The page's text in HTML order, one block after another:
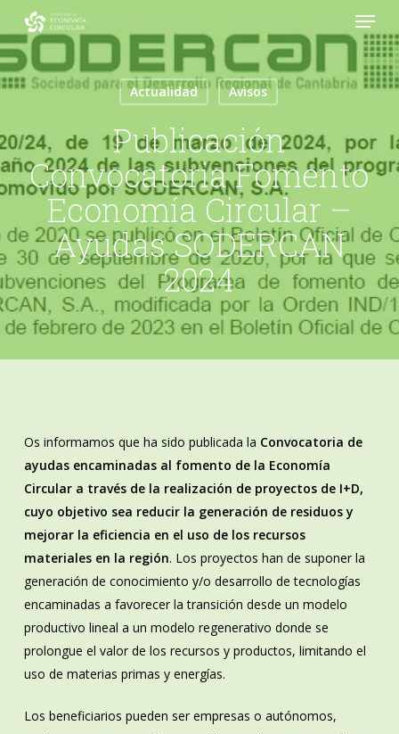
to
main
content
Menu
Actualidad Avisos
Publicación
Convocatoria Fomento
Economía Circular –
Ayudas SODERCAN
2024
Os informamos que ha sido publicada la Convocatoria de
ayudas encaminadas al fomento de la Economía
Circular a través de la realización de proyectos de I+D,
cuyo objetivo sea reducir la generación de residuos y
mejorar la eficiencia en el uso de los recursos
materiales en la región. Los proyectos han de suponer la
generación de conocimiento y/o desarrollo de tecnologías
encaminadas a favorecer la transición desde un modelo
productivo lineal a un modelo regenerativo donde se
prolongue el valor de los recursos y productos, limitando el
uso de materias primas y energías.
Los beneficiarios pueden ser empresas o autónomos,
Close
Menu